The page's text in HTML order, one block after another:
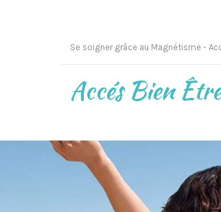
Se soigner grâce au Magnétisme -
Accés Bien Être